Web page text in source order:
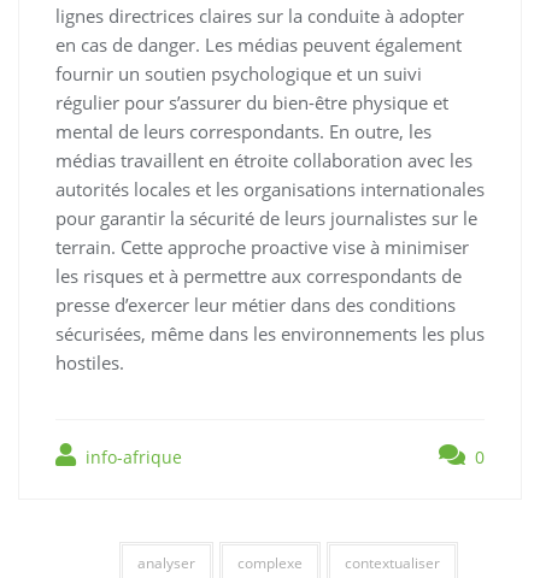
lignes directrices claires sur la conduite à adopter
en cas de danger. Les médias peuvent également
fournir un soutien psychologique et un suivi
régulier pour s’assurer du bien-être physique et
mental de leurs correspondants. En outre, les
médias travaillent en étroite collaboration avec les
autorités locales et les organisations internationales
pour garantir la sécurité de leurs journalistes sur le
terrain. Cette approche proactive vise à minimiser
les risques et à permettre aux correspondants de
presse d’exercer leur métier dans des conditions
sécurisées, même dans les environnements les plus
hostiles.
info-afrique 0
analyser complexe contextualiser